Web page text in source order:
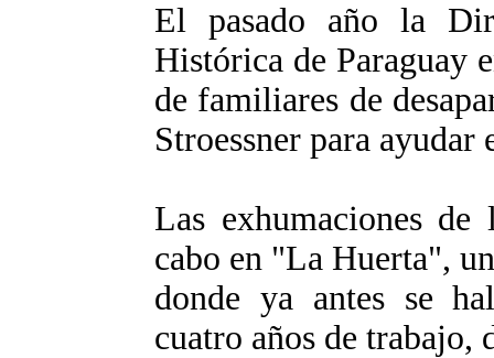
El pasado año la
Histórica de Paraguay
de familiares de
Stroessner para
Las exhumaciones
cabo en "La Huerta",
donde ya antes se
cuatro años de trabajo,